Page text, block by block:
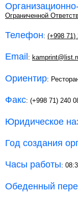
Ограниченной
Телефон: (+998 71)
Email :
Ориентир:
Факс: (+998 71) 240
Юридическое
Год создания
Часы работы:
Обеденный